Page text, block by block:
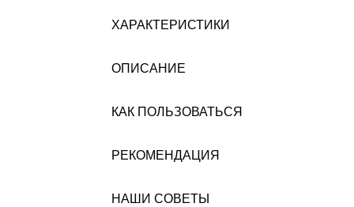
ХАРАКТЕРИСТИКИ
ОПИСАНИЕ
КАК ПОЛЬЗОВАТЬСЯ
РЕКОМЕНДАЦИЯ
НАШИ СОВЕТЫ